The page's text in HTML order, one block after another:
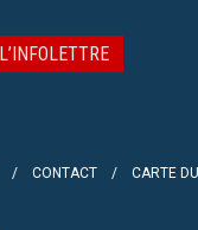
CONTACT CARTE